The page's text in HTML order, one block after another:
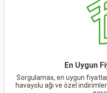
En Uygun
Sorgulamax, en uygun
havayolu ağı ve özel